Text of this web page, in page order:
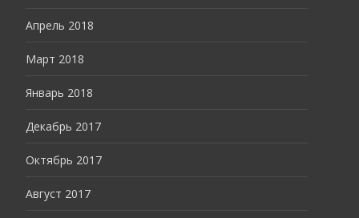
Апрель 2018
Март 2018
Январь 2018
Декабрь 2017
Октябрь 2017
Август 2017